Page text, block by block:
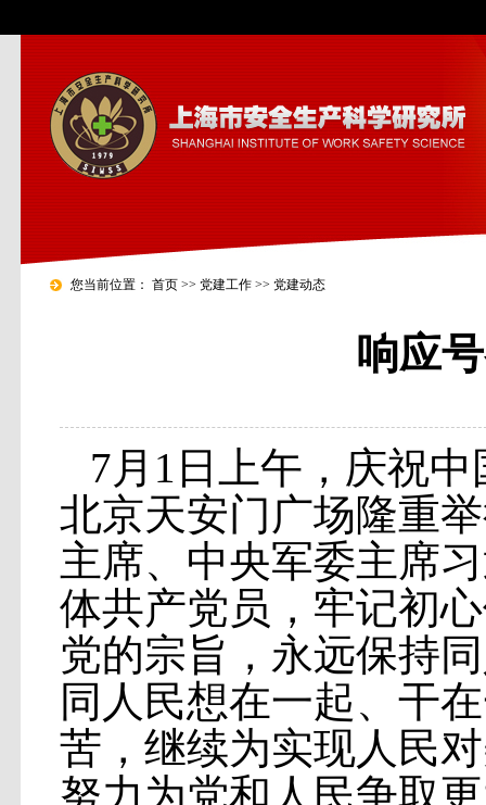
您当前位置： 首页 >> 党建工作 >> 党建动态
响应
7月1日上午，庆祝
北京天安门广场隆重
主席、中央军委主席
体共产党员，牢记初
党的宗旨，永远保持
同人民想在一起、干
苦，继续为实现人民
努力为党和人民争取